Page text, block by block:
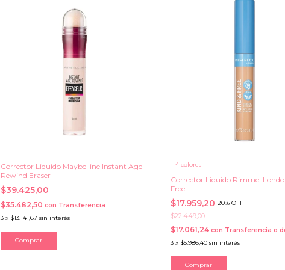
Corrector Liquido Maybelline Instant Age
Rewind Eraser
$39.425,00
$35.482,50con Transferencia
3 x $13.141,67 sin interés
Comprar
4 colores
Corrector Liquido Rimmel
Free
$17.959,20 20% OFF
$22.449,00
$17.061,24 con Transferencia o
3 x $5.986,40 sin interés
Comprar